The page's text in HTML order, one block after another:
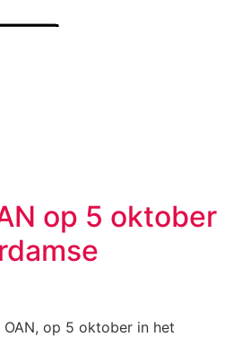
op 5 oktober
op 5 oktober in het